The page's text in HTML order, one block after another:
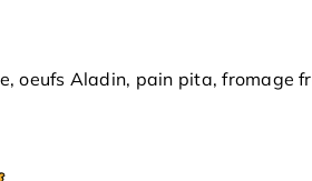
oeufs Aladin, pain pita, fromage